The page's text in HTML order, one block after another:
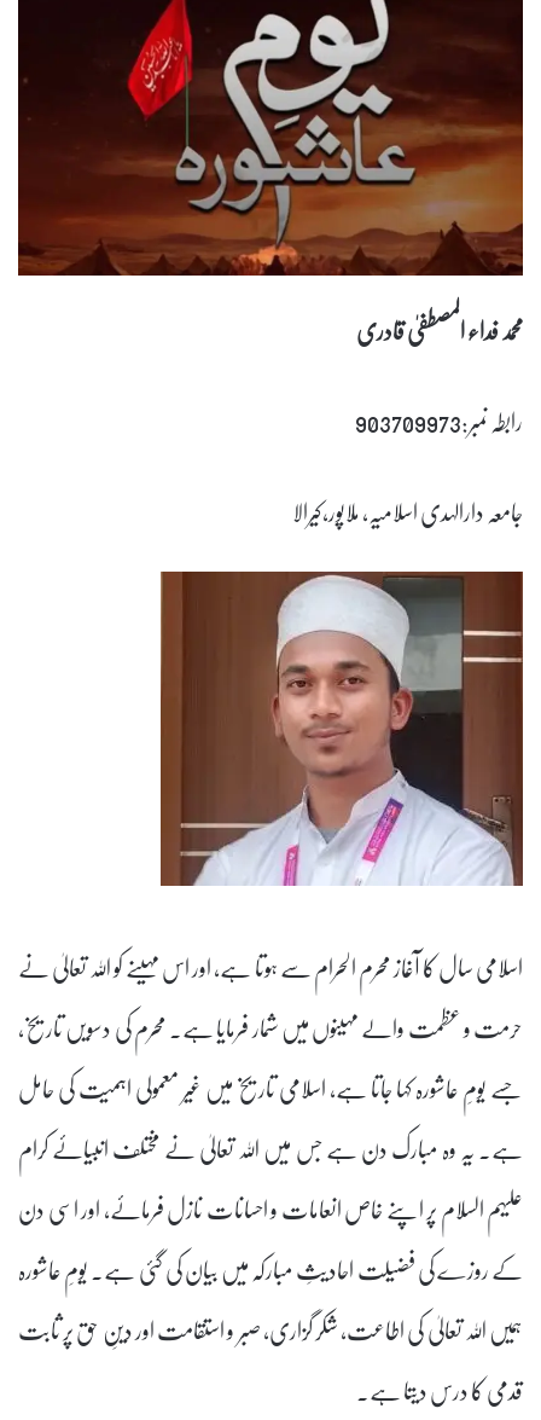
محمد فداء المصطفیٰ قادری
رابطہ نمبر:903709973
جامعہ دارالہدی اسلامیہ، ملاپور،کیرالا
اسلامی سال کا آغاز محرم الحرام سے ہوتا ہے، اور اس مہینے کو اللہ تعالیٰ نے
حرمت و عظمت والے مہینوں میں شمار فرمایا ہے۔ محرم کی دسویں تاریخ،
جسے یومِ عاشورہ کہا جاتا ہے، اسلامی تاریخ میں غیر معمولی اہمیت کی حامل
ہے۔ یہ وہ مبارک دن ہے جس میں اللہ تعالیٰ نے مختلف انبیائے کرام
علیہم السلام پر اپنے خاص انعامات و احسانات نازل فرمائے، اور اسی دن
کے روزے کی فضیلت احادیثِ مبارکہ میں بیان کی گئی ہے۔ یومِ عاشورہ
ہمیں اللہ تعالیٰ کی اطاعت، شکر گزاری، صبر و استقامت اور دینِ حق پر ثابت
قدمی کا درس دیتا ہے۔